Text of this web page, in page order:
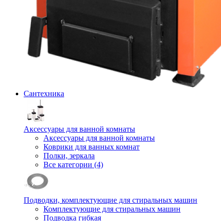
Сантехника
Аксессуары для ванной комнаты
Аксессуары для ванной комнаты
Коврики для ванных комнат
Полки, зеркала
Все категории (4)
Подводки, комплектующие для стиральных машин
Комплектующие для стиральных машин
Подводка гибкая